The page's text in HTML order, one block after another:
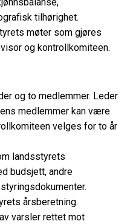
tilhørighet.
møter som gjøres
og kontrollkomiteen.
og to medlemmer. Leder
medlemmer kan være
velges for to år
landsstyrets
budsjett, andre
årsberetning.
varsler rettet mot